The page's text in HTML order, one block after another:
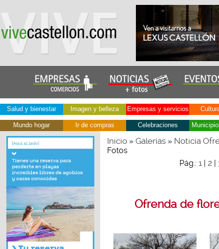
Salud y bienestar Imagen y belleza Empresas y servicios
Mundo hogar Ir de compras Celebraciones
Inicio» Galerías» Noticia
Fotos
Pág.: 1 | 2 |
Ofrenda de